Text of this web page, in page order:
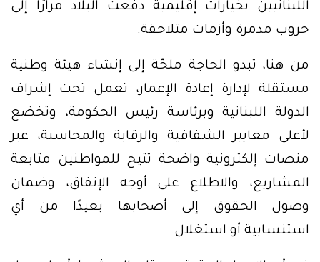
اللبنانيين بخيارات إقليمية دفعت البلاد مرارًا إلى
حروب مدمرة وأزمات متلاحقة.
من هنا، تبدو الحاجة ملحّة إلى إنشاء هيئة وطنية
مستقلة لإدارة إعادة الإعمار، تعمل تحت إشراف
الدولة اللبنانية وبرئاسة رئيس الحكومة، وتخضع
لأعلى معايير الشفافية والرقابة والمحاسبة، عبر
منصات إلكترونية واضحة تتيح للمواطنين متابعة
المشاريع، والاطلاع على أوجه الإنفاق، وضمان
وصول الحقوق إلى أصحابها بعيدًا من أي
استنسابية أو استغلال.